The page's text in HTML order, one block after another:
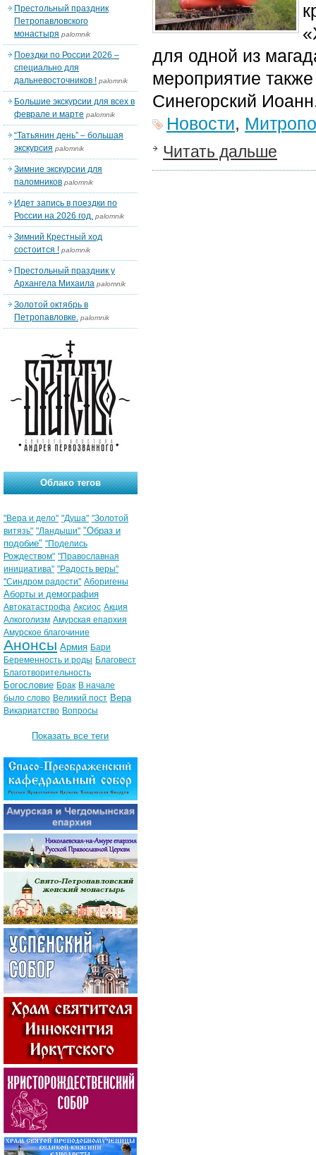
для одной из
мероприятие
Синегорский
Новости,
Читать дальше
Престольный праздник
Петропавловского
монастыря palomnik
Поездки по России 2026 –
специально для
дальневосточников ! palomnik
Большие экскурсии для всех в
феврале и марте palomnik
“Татьянин день” – большая
экскурсия palomnik
Зимние экскурсии для
паломников palomnik
Идет запись в поездки по
России на 2026 год. palomnik
Зимний Крестный ход
состоится ! palomnik
Престольный праздник у
Архангела Михаила palomnik
Золотой октябрь в
Петропавловке. palomnik
Облако тегов
"Вера и дело" "Душа" "Золотой
витязь" "Ландыши" "Образ и
подобие" "Поделись
Рождеством" "Православная
инициатива" "Радость веры"
"Синдром радости" Аборигены
Аборты и демография
Автокатастрофа Аксиос Акция
Алкоголизм Амурская епархия
Амурское благочиние
Анонсы Армия Бари
Беременность и роды Благовест
Благотворительность
Богословие Брак В начале
было слово Великий пост Вера
Викариатство Вопросы
Показать все теги